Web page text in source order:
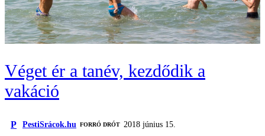
Véget ér a tanév, kezdődik a
vakáció
P PestiSrácok.hu FORRÓ DRÓT 2018 június 15.